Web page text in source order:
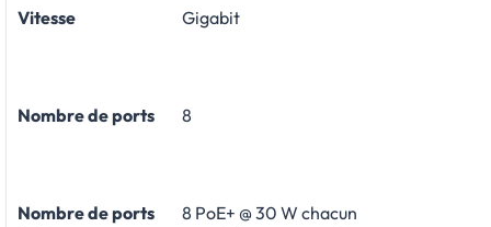
Vitesse Gigabit
Nombre de ports 8
Nombre de ports
8 PoE+ @ 30 W chacun